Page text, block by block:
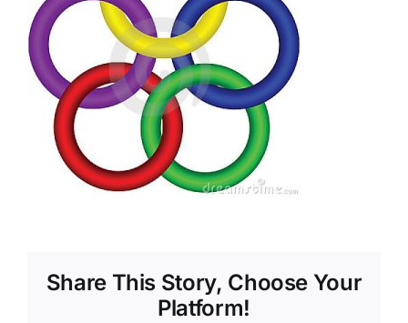
Shop
Tratamente naturale
Iubim fructele
Share This Story, Choose Your
Platform!